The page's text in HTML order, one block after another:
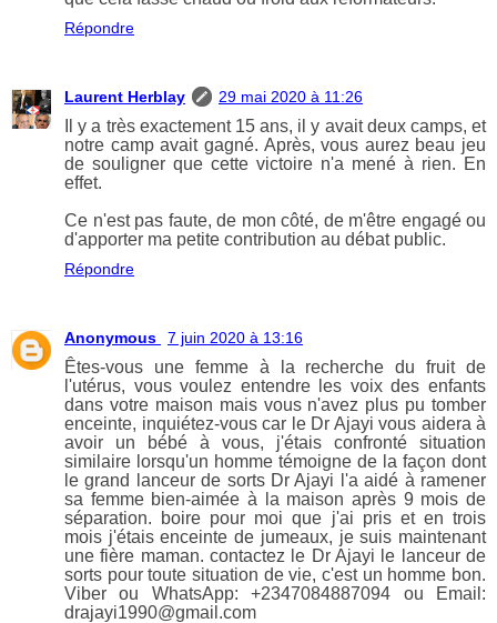
Répondre
Laurent Herblay 29 mai 2020 à 11:26
Il y a très exactement 15 ans, il y avait deux camps, et
notre camp avait gagné. Après, vous aurez beau jeu
de souligner que cette victoire n'a mené à rien. En
effet.
Ce n'est pas faute, de mon côté, de m'être engagé ou
d'apporter ma petite contribution au débat public.
Répondre
Anonymous 7 juin 2020 à 13:16
Êtes-vous une femme à la recherche du fruit de
l'utérus, vous voulez entendre les voix des enfants
dans votre maison mais vous n'avez plus pu tomber
enceinte, inquiétez-vous car le Dr Ajayi vous aidera à
avoir un bébé à vous, j'étais confronté situation
similaire lorsqu'un homme témoigne de la façon dont
le grand lanceur de sorts Dr Ajayi l'a aidé à ramener
sa femme bien-aimée à la maison après 9 mois de
séparation. boire pour moi que j'ai pris et en trois
mois j'étais enceinte de jumeaux, je suis maintenant
une fière maman. contactez le Dr Ajayi le lanceur de
sorts pour toute situation de vie, c'est un homme bon.
Viber ou WhatsApp: +2347084887094 ou Email:
drajayi1990@gmail.com